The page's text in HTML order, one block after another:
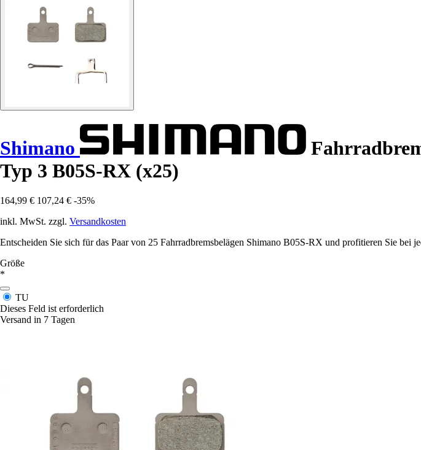
Shimano
Typ 3 B05S-RX (x25)
164,99 € 107,24 € -35%
inkl. MwSt. zzgl. Versandkosten
Entscheiden Sie sich für das Paar von 25 Fahrradbremsbelägen Shimano B05S-RX und profitieren Sie bei
Größe
*
TU
Dieses Feld ist erforderlich
Versand in 7 Tagen